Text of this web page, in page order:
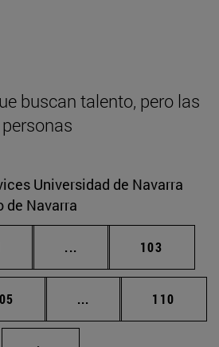
buscan talento, pero las
Universidad de Navarra
de Navarra
... Páginas intermedias
Página
103
... Páginas intermedias
Página
110